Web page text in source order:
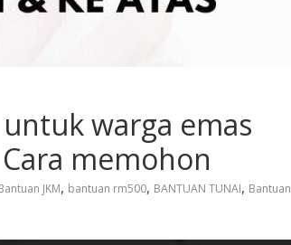
warga emas
memohon
JKM, bantuan rm500, BANTUAN TUNAI, Bantuan